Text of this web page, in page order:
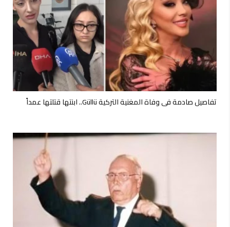
تفاصيل صادمة في وفاة المغنية التركية Güllü.. ابنتها قتلتها عمداً